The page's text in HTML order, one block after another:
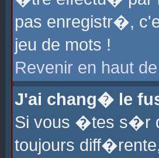
pas enregistr�,
jeu de mots !
Revenir en haut
J'ai chang� le
Si vous �tes s�r
toujours